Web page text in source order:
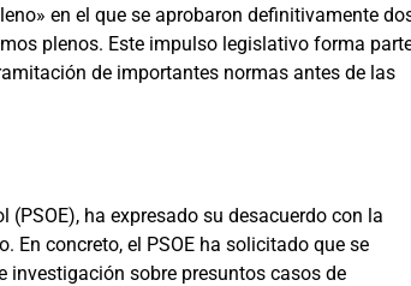
en el que se aprobaron definitivamente
plenos. Este impulso legislativo forma
de importantes normas antes de las
ha expresado su desacuerdo con la
En concreto, el PSOE ha solicitado que se
investigación sobre presuntos casos de